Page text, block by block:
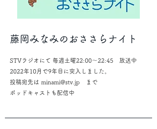
藤岡みなみのおささらナイト
STVラジオにて 毎週土曜22:00〜22:45 放送中
2022年10月で9年目に突入しました。
投稿宛先は minami@stv.jp まで
ポッドキャストも配信中